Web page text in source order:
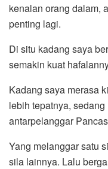
kenalan orang dalam,
penting lagi.
Di situ kadang saya
semakin kuat
Kadang saya merasa
lebih tepatnya,
antarpelanggar
Yang melanggar satu
sila lainnya. Lalu